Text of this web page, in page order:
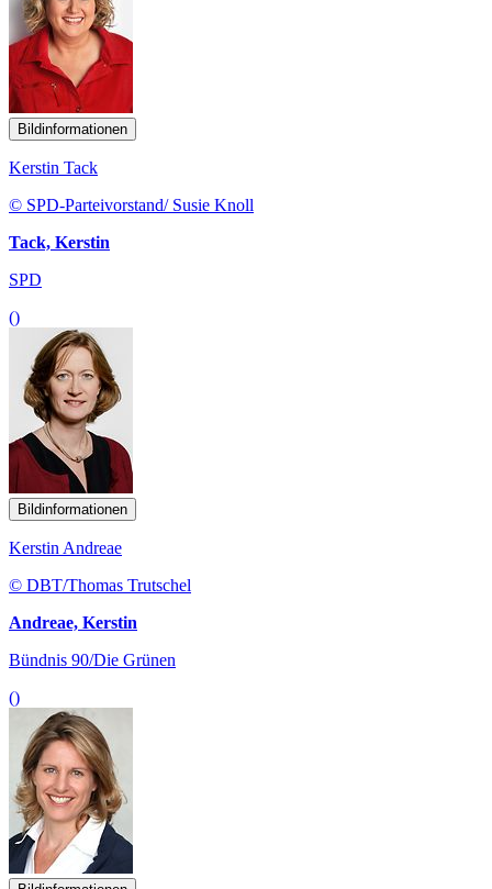
Bildinformationen
Kerstin Tack
© SPD-Parteivorstand/ Susie Knoll
Tack, Kerstin
SPD
()
Bildinformationen
Kerstin Andreae
© DBT/Thomas Trutschel
Andreae, Kerstin
Bündnis 90/Die Grünen
()